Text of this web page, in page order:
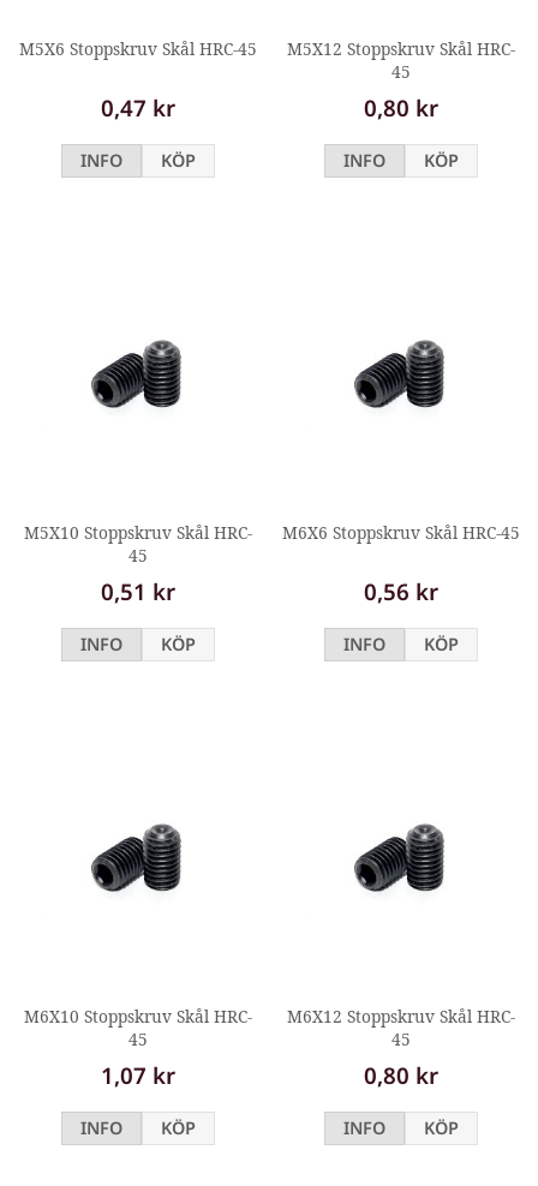
M5X6 Stoppskruv Skål HRC-45
0,47 kr
INFO KÖP
M5X12 Stoppskruv Skål HRC-
45
0,80 kr
INFO KÖP
M5X10 Stoppskruv Skål HRC-
45
0,51 kr
INFO KÖP
M6X6 Stoppskruv Skål HRC-45
0,56 kr
INFO KÖP
M6X10 Stoppskruv Skål HRC-
45
1,07 kr
INFO KÖP
M6X12 Stoppskruv Skål HRC-
45
0,80 kr
INFO KÖP